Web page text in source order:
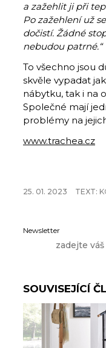
a zažehlit ji při
Po zažehlení už
dočistí. Žádné
nebudou patrné.“
To všechno jsou
skvěle vypadat
nábytku, tak i na
Společné mají
problémy na
www.trachea.cz
25. 01. 2023 TEXT:
Newsletter
SOUVISEJÍCÍ